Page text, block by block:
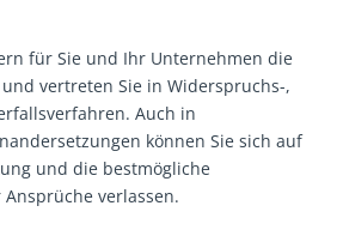
für Sie und Ihr Unternehmen die
vertreten Sie in Widerspruchs-,
Auch in
können Sie sich auf
und die bestmögliche
verlassen.